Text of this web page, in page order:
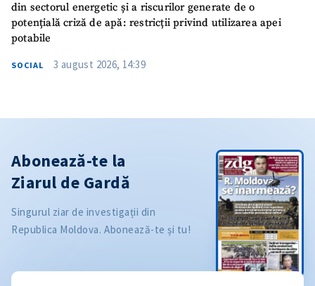
din sectorul energetic și a riscurilor generate de o
potențială criză de apă: restricții privind utilizarea apei
potabile
SOCIAL 3 august 2026, 14:39
Abonează-te la
Ziarul de Gardă
Singurul ziar de investigații din
Republica Moldova. Abonează-te și tu!